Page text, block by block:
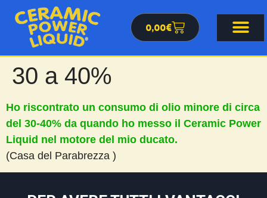
0,00€
30 a 40%
Ho riscontrato un consumo di olio minore di circa
del 30-40% da quando ho messo il Ceramic Power
Liquid nel motore del mio ducato.
(Casa del Parabrezza )